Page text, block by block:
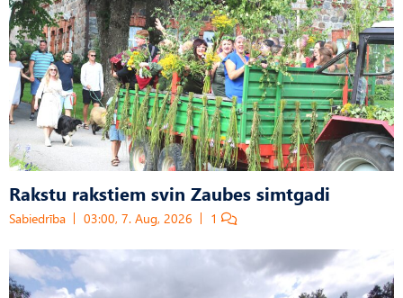
Rakstu rakstiem svin Zaubes simtgadi
Sabiedrība 03:00, 7. Aug, 2026 1